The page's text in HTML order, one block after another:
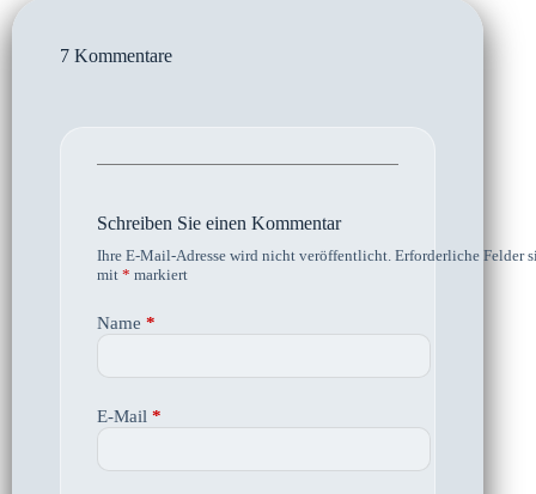
7 Kommentare
Schreiben Sie einen Kommentar
Ihre E-Mail-Adresse wird nicht veröffentlicht. Erforderliche Felder
mit * markiert
Name *
E-Mail *